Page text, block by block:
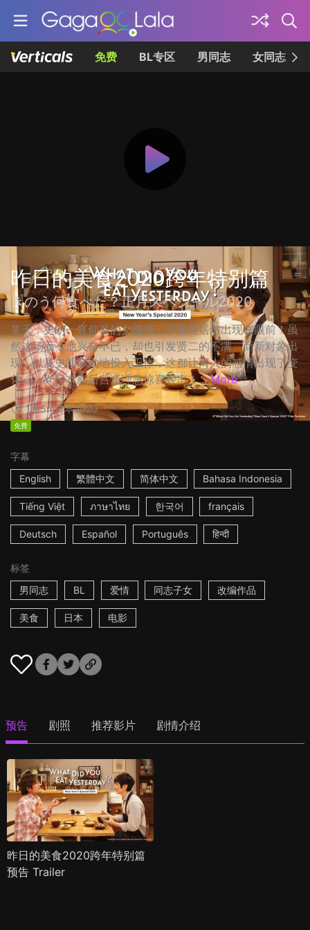
免费 BL专区 男同志 女同志
昨日的美食2020跨年特别篇
きのう何食べた？正月スペシャル2020
某天，史朗一直仰慕的女偶像三谷麻美居然出现在眼前！虽
然这场面令他兴奋不已，却也引发贤二的不满。而新对象出
现，以及史朗辛勤地投入工作，这都让两人的感情出现了变
化…… ☆日本影后宫泽理惠惊喜客串！... More
1h15m日本2020
免费
字幕
English
繁體中文 简体中文 Bahasa Indonesia
Tiếng Việt ภาษาไทย 한국어 français
Deutsch Español Português हिन्दी
标签
男同志
BL 爱情 同志子女 改编作品
美食 日本 电影
预告 剧照 推荐影片 剧情介绍
昨日的美食2020跨年特别篇
预告 Trailer